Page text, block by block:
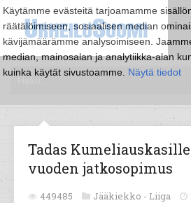
Käytämme evästeitä tarjoamamme
räätälöimiseen, sosiaalisen median
kävijämäärämme analysoimiseen.
median, mainosalan ja analytiikka-alan
kuinka käytät sivustoamme. Näytä tiedot
Tadas
vuoden jatkosopimus
449485 Jääkiekko - Liiga